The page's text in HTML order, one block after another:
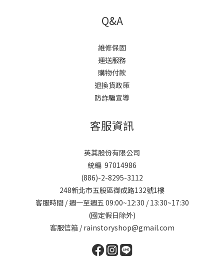
Q&A
維修保固
運送服務
購物付款
退換貨政策
防詐騙宣導
客服資訊
英其股份有限公司
統編 97014986
(886)-2-8295-3112
248新北市五股區御成路132號1樓
客服時間 / 週一至週五 09:00~12:30 / 13:30~17:30
(國定假日除外)
客服信箱 / rainstoryshop@gmail.com